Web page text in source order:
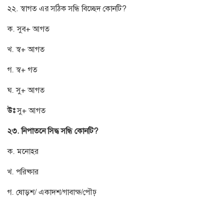
২২. স্বাগত এর সঠিক সন্ধি বিচ্ছেদ কোনটি?
ক. সুব+ আগত
খ. স্ব+ আগত
গ. স্ব+ গত
ঘ. সু+ আগত
উঃসু+ আগত
২৩. নিপাতনে সিদ্ধ সন্ধি কোনটি?
ক. মনোহর
খ. পরিষ্কার
গ. ষোড়শ/ একাদশ/গাবাক্ষ/পৌঢ়